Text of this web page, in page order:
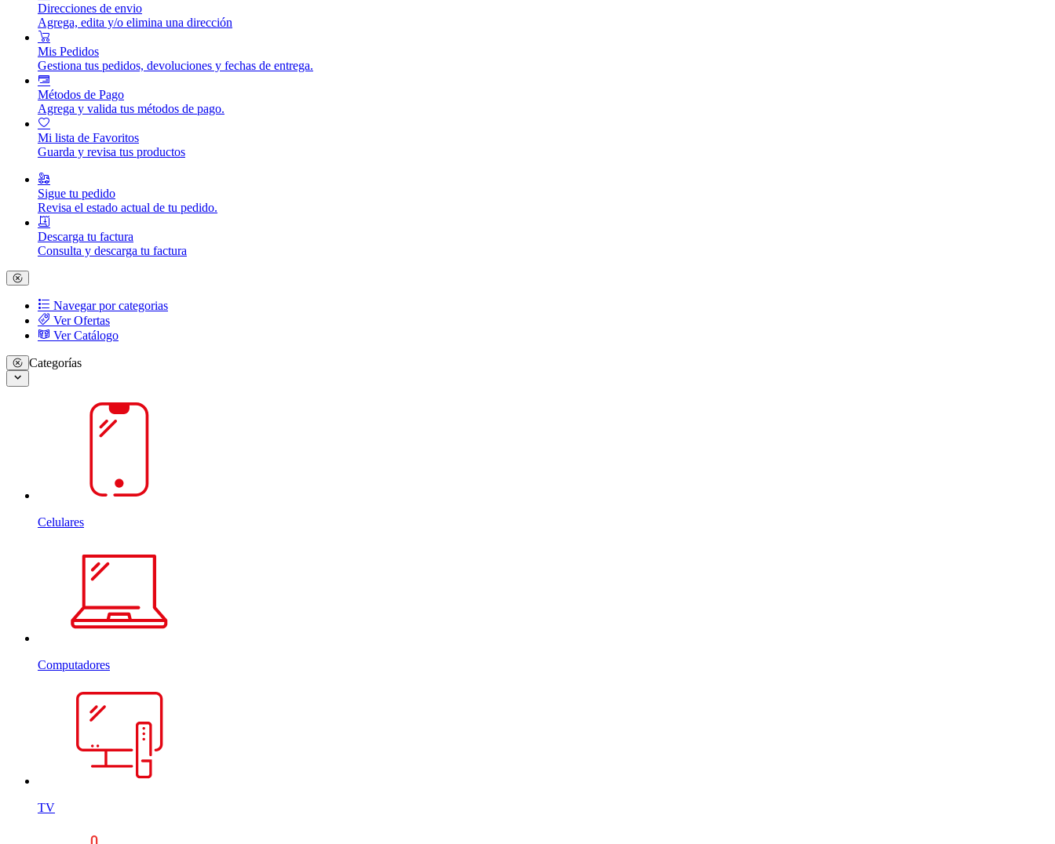
Direcciones de envio
Agrega, edita y/o elimina una dirección
Mis Pedidos
Gestiona tus pedidos, devoluciones y fechas de entrega.
Métodos de Pago
Agrega y valida tus métodos de pago.
Mi lista de Favoritos
Guarda y revisa tus productos
Sigue tu pedido
Revisa el estado actual de tu pedido.
Descarga tu factura
Consulta y descarga tu factura
Navegar por categorias
Ver Ofertas
Ver Catálogo
Categorías
Celulares
Computadores
TV